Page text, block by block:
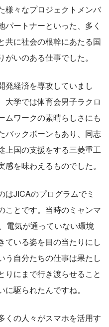
様々なプロジェクトメンバ
ートナーといった、多く
共に社会の根幹にあたる国
いのある仕事でした。
発経済を専攻していまし
大学では体育会男子ラクロ
ムワークの素晴らしさにも
バックボーンもあり、同志
上国の支援をする三菱重工
を味わえるものでした。
はJICAのプログラムでミ
ことです。当時のミャンマ
電気が通っていない環境
ている姿を目の当たりにし
う自分たちの仕事は果たし
りにまで行き渡らせること
駆られたんですね。
くの人々がスマホを活用す